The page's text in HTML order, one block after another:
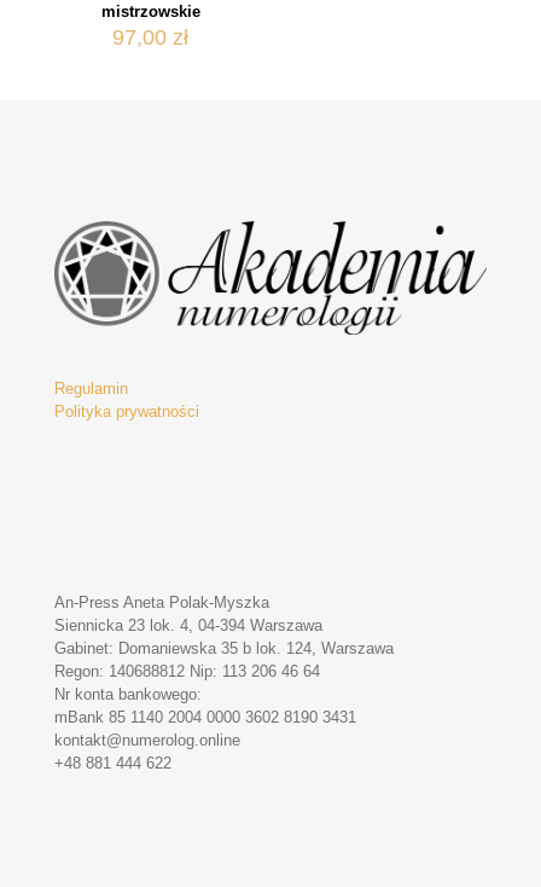
mistrzowskie
97,00 zł
Regulamin
Polityka prywatności
An-Press Aneta Polak-Myszka
Siennicka 23 lok. 4, 04-394 Warszawa
Gabinet: Domaniewska 35 b lok. 124, Warszawa
Regon: 140688812 Nip: 113 206 46 64
Nr konta bankowego:
mBank 85 1140 2004 0000 3602 8190 3431
kontakt@numerolog.online
+48 881 444 622